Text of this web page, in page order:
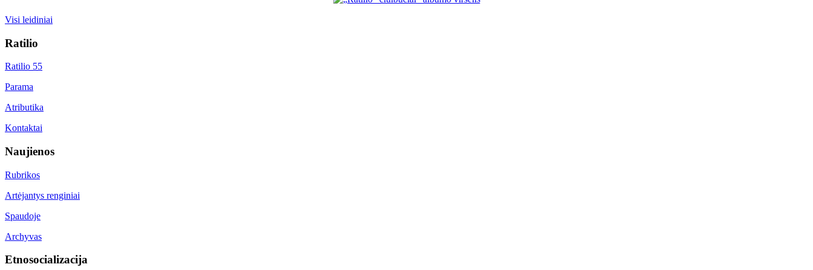
Visi leidiniai
Ratilio
Ratilio 55
Parama
Atributika
Kontaktai
Naujienos
Rubrikos
Artėjantys renginiai
Spaudoje
Archyvas
Etnosocializacija